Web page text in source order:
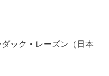
ック・レーズン（日本